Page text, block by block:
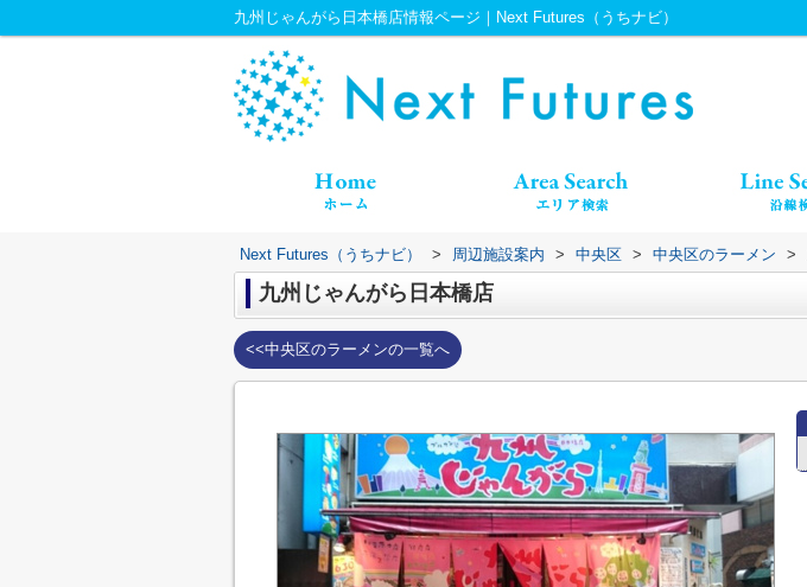
九州じゃんがら日本橋店情報ページ｜Next Futures（うちナビ）
Next Futures（うちナビ） > 周辺施設案内 > 中央区 > 中央区のラーメン >
九州じゃんがら日本橋店
<<中央区のラーメンの一覧へ